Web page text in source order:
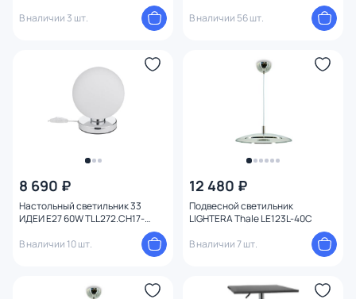
В наличии 3 шт.
В наличии 56 шт.
8 690 ₽
Настольный светильник 33
ИДЕИ Е27 60W TLL272.CH17-
В наличии 10 шт.
12 480 ₽
Подвесной светильник
LIGHTERA Thale LE123L-40C
В наличии 7 шт.